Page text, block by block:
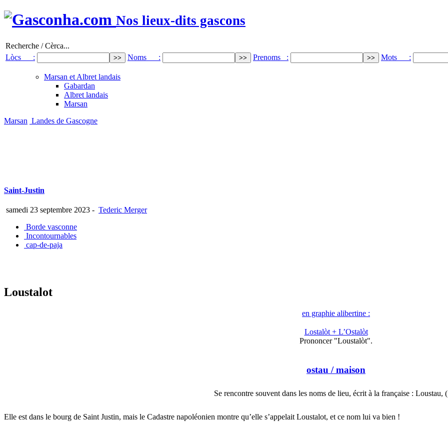
Nos lieux-dits gascons
Recherche / Cèrca...
Lòcs :
Noms : Prenoms : Mots :
Marsan et Albret landais
Gabardan
Albret landais
Marsan
Marsan Landes de Gascogne
Saint-Justin
samedi 23 septembre 2023 - Tederic Merger
Borde vasconne
Incontournables
cap-de-paja
Loustalot
en graphie alibertine :
Lostalòt + L’Ostalòt
Prononcer "Loustalòt".
ostau / maison
Se rencontre souvent dans les noms de lieu, écrit à la française :
Elle est dans le bourg de Saint Justin, mais le Cadastre napoléonien montre qu’elle s’appelait Loustalot, et ce nom lui va bien !